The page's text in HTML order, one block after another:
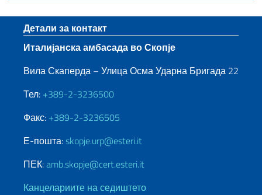
Footer section
Детали за контакт
Италијанска амбасада во Скопје
Вила Скаперда – Улица Осма Ударна Бригада 22
Тел: +389-2-3236500
Факс: +389-2-3236505
Е-пошта:skopje.urp@esteri.it
ПЕК:amb.skopje@cert.esteri.it
Канцелариите на седиштето